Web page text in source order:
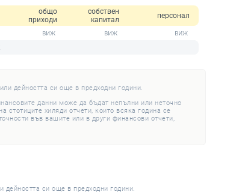
общо
приходи
собствен
капитал
персонал
дейността си още в предходни години.
данни може да бъдат непълни или неточно
стотиците хиляди отчети, които всяка година се
във вашите или в други финансови отчети,
дейността си още в предходни години.